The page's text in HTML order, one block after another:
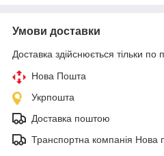
Умови доставки
Доставка здійснюється тільки по
Нова Пошта
Укрпошта
Доставка поштою
Транспортна компанія Нова